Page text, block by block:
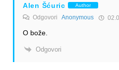
Alen Šćuric Author
Odgovori Anonymous
O bože.
Odgovori